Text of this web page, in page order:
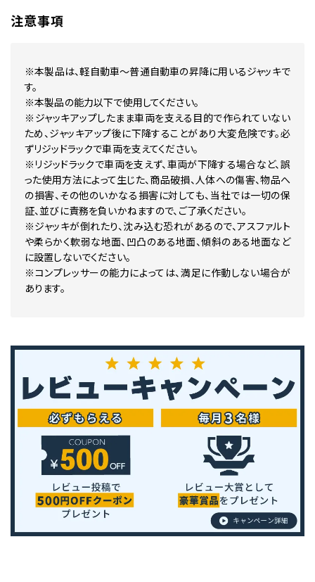
注意事項
※本製品は、軽自動車～普通自動車の昇降に用いるジャッキで
す。
※本製品の能力以下で使用してください。
※ジャッキアップしたまま車両を支える目的で作られていない
ため、ジャッキアップ後に下降することがあり大変危険です。必
ずリジッドラックで車両を支えてください。
※リジッドラックで車両を支えず、車両が下降する場合など、誤
った使用方法によって生じた、商品破損、人体への傷害、物品へ
の損害、その他のいかなる損害に対しても、当社では一切の保
証、並びに責務を負いかねますので、ご了承ください。
※ジャッキが倒れたり、沈み込む恐れがあるので、アスファルト
や柔らかく軟弱な地面、凹凸のある地面、傾斜のある地面など
に設置しないでください。
※コンプレッサーの能力によっては、満足に作動しない場合が
あります。